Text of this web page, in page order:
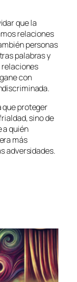
que la
relaciones
personas
palabras y
relaciones
con
que proteger
sino de
a quién
más
adversidades.